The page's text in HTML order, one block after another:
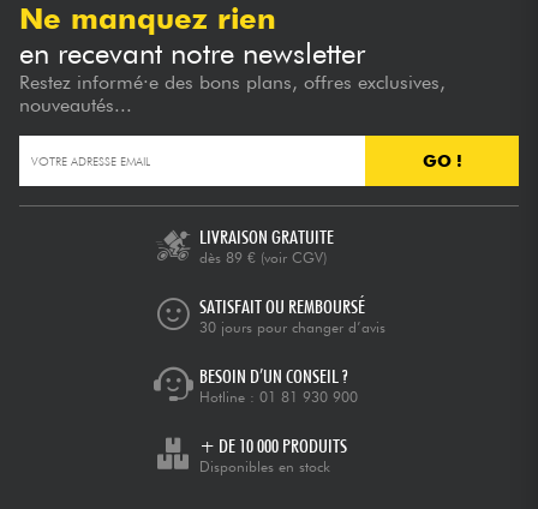
Ne manquez rien
en recevant notre newsletter
Restez informé·e des bons plans, offres exclusives,
nouveautés...
GO !
LIVRAISON GRATUITE
dès 89 € (voir CGV)
SATISFAIT OU REMBOURSÉ
30 jours pour changer d’avis
BESOIN D’UN CONSEIL ?
Hotline : 01 81 930 900
+ DE 10 000 PRODUITS
Disponibles en stock